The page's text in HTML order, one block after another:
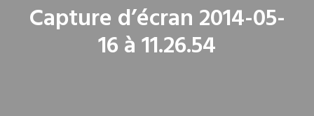
Capture d’écran 2014-05-
16 à 11.26.54